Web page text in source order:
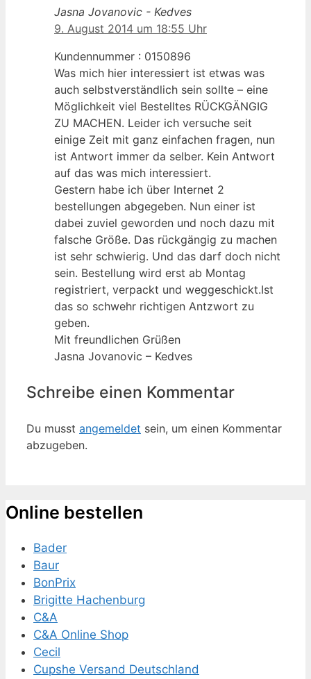
Jasna Jovanovic - Kedves
9. August 2014 um 18:55 Uhr
Kundennummer : 0150896
Was mich hier interessiert ist etwas was
auch selbstverständlich sein sollte – eine
Möglichkeit viel Bestelltes RÜCKGÄNGIG
ZU MACHEN. Leider ich versuche seit
einige Zeit mit ganz einfachen fragen, nun
ist Antwort immer da selber. Kein Antwort
auf das was mich interessiert.
Gestern habe ich über Internet 2
bestellungen abgegeben. Nun einer ist
dabei zuviel geworden und noch dazu mit
falsche Größe. Das rückgängig zu machen
ist sehr schwierig. Und das darf doch nicht
sein. Bestellung wird erst ab Montag
registriert, verpackt und weggeschickt.Ist
das so schwehr richtigen Antzwort zu
geben.
Mit freundlichen Grüßen
Jasna Jovanovic – Kedves
Schreibe einen Kommentar
Du musst angemeldet sein, um einen Kommentar
abzugeben.
Online bestellen
Bader
Baur
BonPrix
Brigitte Hachenburg
C&A
C&A Online Shop
Cecil
Cupshe Versand Deutschland